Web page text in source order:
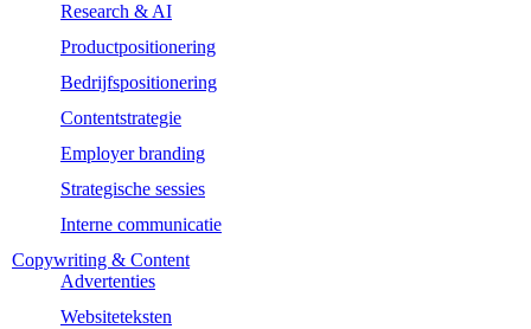
Research & AI
Productpositionering
Bedrijfspositionering
Contentstrategie
Employer branding
Strategische sessies
Interne communicatie
Copywriting & Content
Advertenties
Websiteteksten